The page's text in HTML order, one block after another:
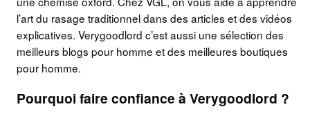
l’art du rasage traditionnel dans des articles et des vidéos
explicatives. Verygoodlord c’est aussi une sélection des
meilleurs blogs pour homme et des meilleures boutiques
pour homme.
Pourquoi faire confiance à Verygoodlord ?